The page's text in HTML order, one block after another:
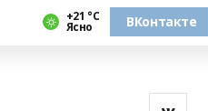
+21 °С
Ясно ВКонтакте